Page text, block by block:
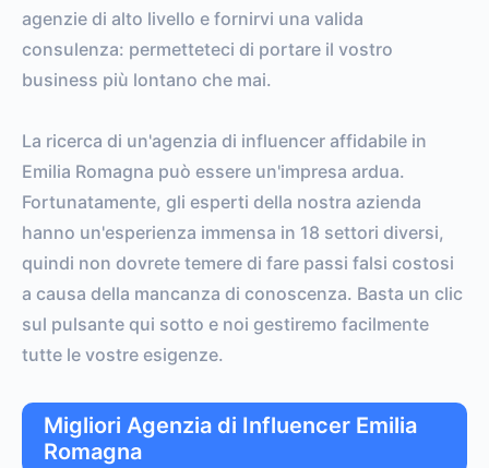
agenzie di alto livello e fornirvi una valida
consulenza: permetteteci di portare il vostro
business più lontano che mai.
La ricerca di un'agenzia di influencer affidabile in
Emilia Romagna può essere un'impresa ardua.
Fortunatamente, gli esperti della nostra azienda
hanno un'esperienza immensa in 18 settori diversi,
quindi non dovrete temere di fare passi falsi costosi
a causa della mancanza di conoscenza. Basta un clic
sul pulsante qui sotto e noi gestiremo facilmente
tutte le vostre esigenze.
Migliori Agenzia di Influencer Emilia
Romagna